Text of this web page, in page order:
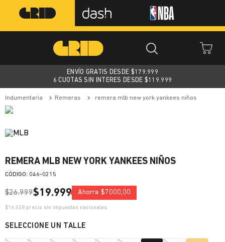
ENVÍO GRATIS DESDE $179.999
6 CUOTAS SIN INTERES DESDE $119.999
indumentaria remeras remera mlb new york yankees niños
REMERA MLB NEW YORK YANKEES NIÑOS
: 046-0215
$26.999$19.999 Ahorra $7000,00
$16.528 precio sin impuestos nacionales